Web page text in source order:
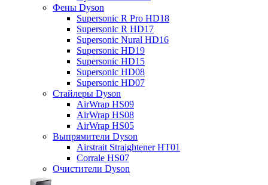
Фены Dyson
Supersonic R Pro HD18
Supersonic R HD17
Supersonic Nural HD16
Supersonic HD19
Supersonic HD15
Supersonic HD08
Supersonic HD07
Стайлеры Dyson
AirWrap HS09
AirWrap HS08
AirWrap HS05
Выпрямители Dyson
Airstrait Straightener HT01
Corrale HS07
Очистители Dyson